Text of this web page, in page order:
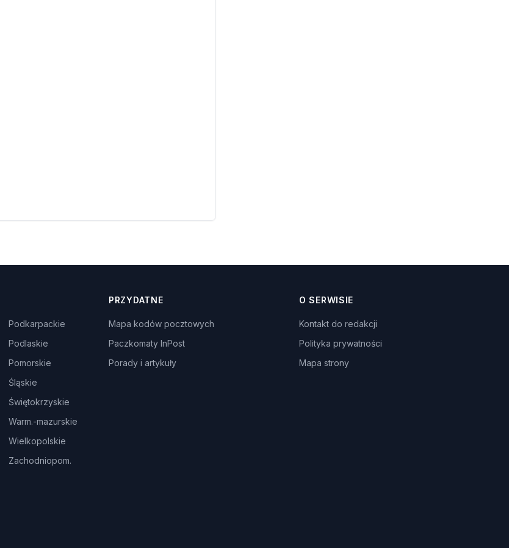
Podkarpackie
Podlaskie
Pomorskie
Śląskie
Świętokrzyskie
Warm.-mazurskie
Wielkopolskie
Zachodniopom.
PRZYDATNE
Mapa kodów pocztowych
Paczkomaty InPost
Porady i artykuły
O SERWISIE
Kontakt do redakcji
Polityka prywatności
Mapa strony